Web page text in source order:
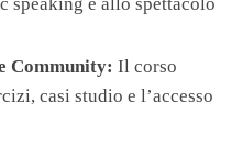
Community: Il corso
casi studio e l’accesso